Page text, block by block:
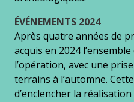
ÉVÉNEMENTS 2024
Après quatre années de
acquis en 2024
l’opération, avec une
terrains à l’automne.
d’enclencher la